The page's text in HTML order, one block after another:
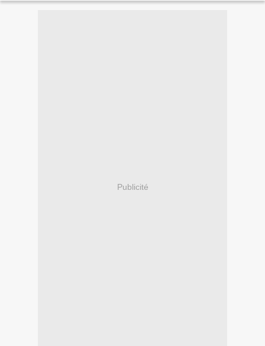
igel-ancien-deporte-auschwitz-est-mort-hier-caen-651125.html...
Publicité